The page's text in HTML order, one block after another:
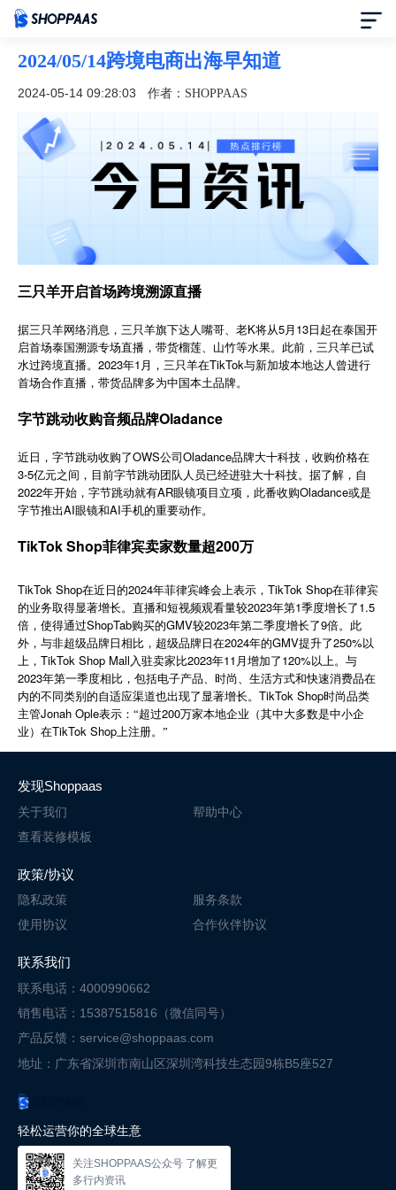
首页
定价
模板中心
合作伙伴
了解我们
简体中文
登录 免费使用
2024/05/14跨境电商出海早知道
2024-05-14 09:28:03 作者：SHOPPAAS
三只羊开启首场跨境溯源直播
据三只羊网络消息，三只羊旗下达人嘴哥、老K将从5月13日起在泰国开
启首场泰国溯源专场直播，带货榴莲、山竹等水果。此前，三只羊已试
水过跨境直播。2023年1月，三只羊在TikTok与新加坡本地达人曾进行
首场合作直播，带货品牌多为中国本土品牌。
字节跳动收购音频品牌Oladance
近日，字节跳动收购了OWS公司Oladance品牌大十科技，收购价格在
3-5亿元之间，目前字节跳动团队人员已经进驻大十科技。据了解，自
2022年开始，字节跳动就有AR眼镜项目立项，此番收购Oladance或是
字节推出AI眼镜和AI手机的重要动作。
TikTok Shop菲律宾卖家数量超200万
TikTok Shop在近日的2024年菲律宾峰会上表示， TikTok Shop在菲律宾
的业务取得显著增长。直播和短视频观看量较2023年第1季度增长了 1.5
倍，使得通过ShopTab购买的GMV较2023年第二季度增长了9倍。此
外，与非超级品牌日相比，超级品牌日在2024年的GMV提升了250% 以
上， TikTok Shop Mall 入驻卖家比2023年11 月增加了 120% 以上。与
2023年第一季度相比，包括电子产品、时尚、生活方式和快速消费品在
内的不同类别的自适应渠道也出现了显著增长。 TikTok Shop时尚品类
主管Jonah Ople表示：“超过200万家本地企业（其中大多数是中小企
业）在TikTok Shop上注册。”
轻松运营你的全球生意
关注SHOPPAAS公众号 了解更
多行内资讯
发现Shoppaas
关于我们
帮助中心
查看装修模板
政策/协议
隐私政策
服务条款
使用协议
合作伙伴协议
联系我们
联系电话：4000990662
销售电话：15387515816（微信同号）
产品反馈：service@shoppaas.com
地址：广东省深圳市南山区深圳湾科技生态园9栋B5座527